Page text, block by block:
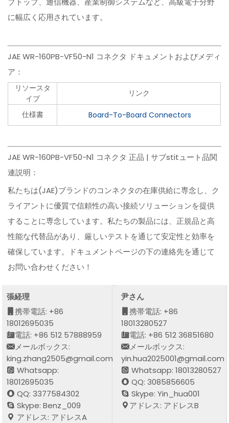
に幅広く応用されています。
JAE WR-160PB-VF50-N1 コネクタ ドキュメントおよびメディ
ア：
リソースタ
イプ
リンク
仕様書 Board-To-Board Connectors
JAE WR-160PB-VF50-N1 コネクタ 正品 | サブstitュート品関
連説明：
私たちは(JAE)ブランドのコンネクタの在庫供給に専念し、ク
ライアントに優質で信頼性の高い接続ソリューションを提供
することに専念しています。私たちの製品には、正規品と高
性能な代替品があり、厳しいテストを通じて安定性と効率を
確保しています。ドキュメントページの下の連絡先を通じて
お問い合わせください！
張経理
携帯電話: +86
18012695035
電話: +86 512 57888959
メールボックス:
king.zhang2505@gmail.com
Whatsapp:
18012695035
QQ: 3377584302
Skype: Benz_009
アドレス: アドレスA
尹さん
携帯電話: +86
18013280527
電話: +86 512 36851680
メールボックス:
yin.hua2025001@gmail.com
Whatsapp: 18013280527
QQ: 3085856605
Skype: Yin_hua001
アドレス: アドレスB